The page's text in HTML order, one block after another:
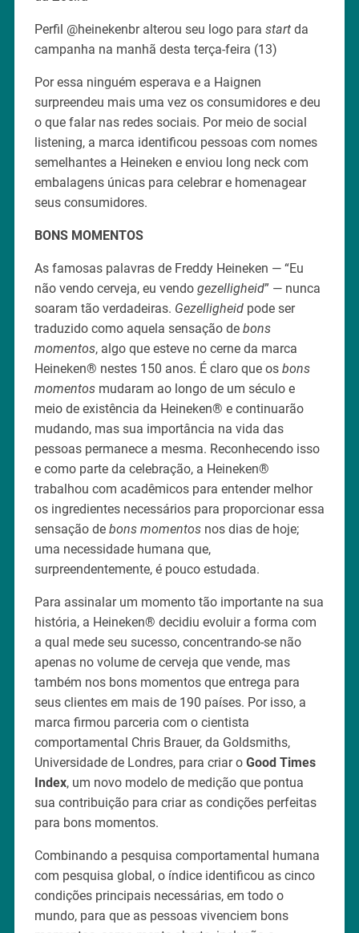
Perfil @heinekenbr alterou seu logo para start da
campanha na manhã desta terça-feira (13)
Por essa ninguém esperava e a Haignen
surpreendeu mais uma vez os consumidores e deu
o que falar nas redes sociais. Por meio de social
listening, a marca identificou pessoas com nomes
semelhantes a Heineken e enviou long neck com
embalagens únicas para celebrar e homenagear
seus consumidores.
BONS MOMENTOS
As famosas palavras de Freddy Heineken — “Eu
não vendo cerveja, eu vendo gezelligheid” — nunca
soaram tão verdadeiras. Gezelligheid pode ser
traduzido como aquela sensação de bons
momentos, algo que esteve no cerne da marca
Heineken® nestes 150 anos. É claro que os bons
momentosmudaram ao longo de um século e
meio de existência da Heineken® e continuarão
mudando, mas sua importância na vida das
pessoas permanece a mesma. Reconhecendo isso
e como parte da celebração, a Heineken®
trabalhou com acadêmicos para entender melhor
os ingredientes necessários para proporcionar essa
sensação de bons momentosnos dias de hoje;
uma necessidade humana que,
surpreendentemente, é pouco estudada.
Para assinalar um momento tão importante na sua
história, a Heineken® decidiu evoluir a forma com
a qual mede seu sucesso, concentrando-se não
apenas no volume de cerveja que vende, mas
também nos bons momentos que entrega para
seus clientes em mais de 190 países. Por isso, a
marca firmou parceria com o cientista
comportamental Chris Brauer, da Goldsmiths,
Universidade de Londres, para criar o Good Times
Index, um novo modelo de medição que pontua
sua contribuição para criar as condições perfeitas
para bons momentos.
Combinando a pesquisa comportamental humana
com pesquisa global, o índice identificou as cinco
condições principais necessárias, em todo o
mundo, para que as pessoas vivenciem bons